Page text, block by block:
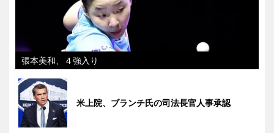
張本美和、４強入り
米上院、ブランチ氏の司法長官人事承認